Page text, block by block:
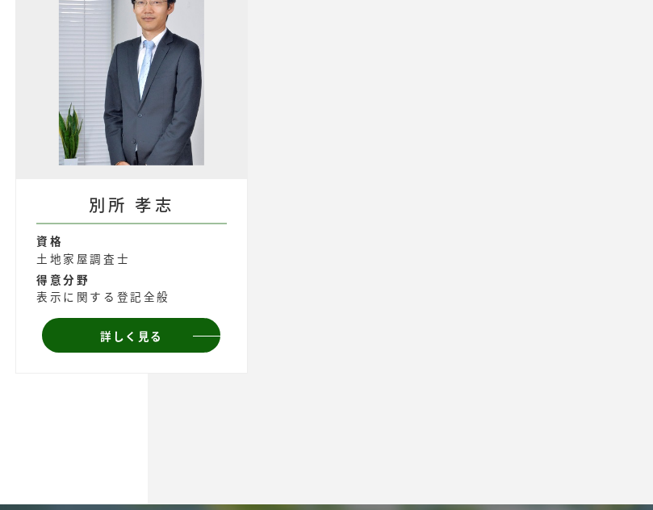
別所 孝志
資格
土地家屋調査士
得意分野
表示に関する登記全般
詳しく見る